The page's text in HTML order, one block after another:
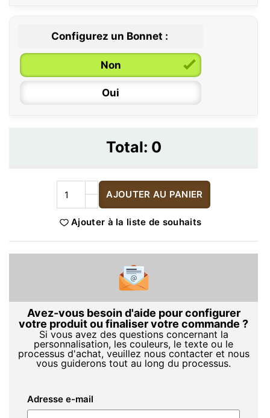
Configurez un Bonnet :
Non
Oui
Total: 0
AJOUTER AU PANIER
Ajouter à la liste de souhaits
Avez-vous besoin d'aide pour configurer
votre produit ou finaliser votre commande ?
Si vous avez des questions concernant la
personnalisation, les couleurs, le texte ou le
processus d'achat, veuillez nous contacter et nous
vous guiderons tout au long du processus.
Adresse e-mail